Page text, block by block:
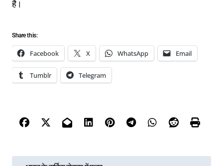
है।
Share this:
Facebook X WhatsApp Email
Tumblr Telegram